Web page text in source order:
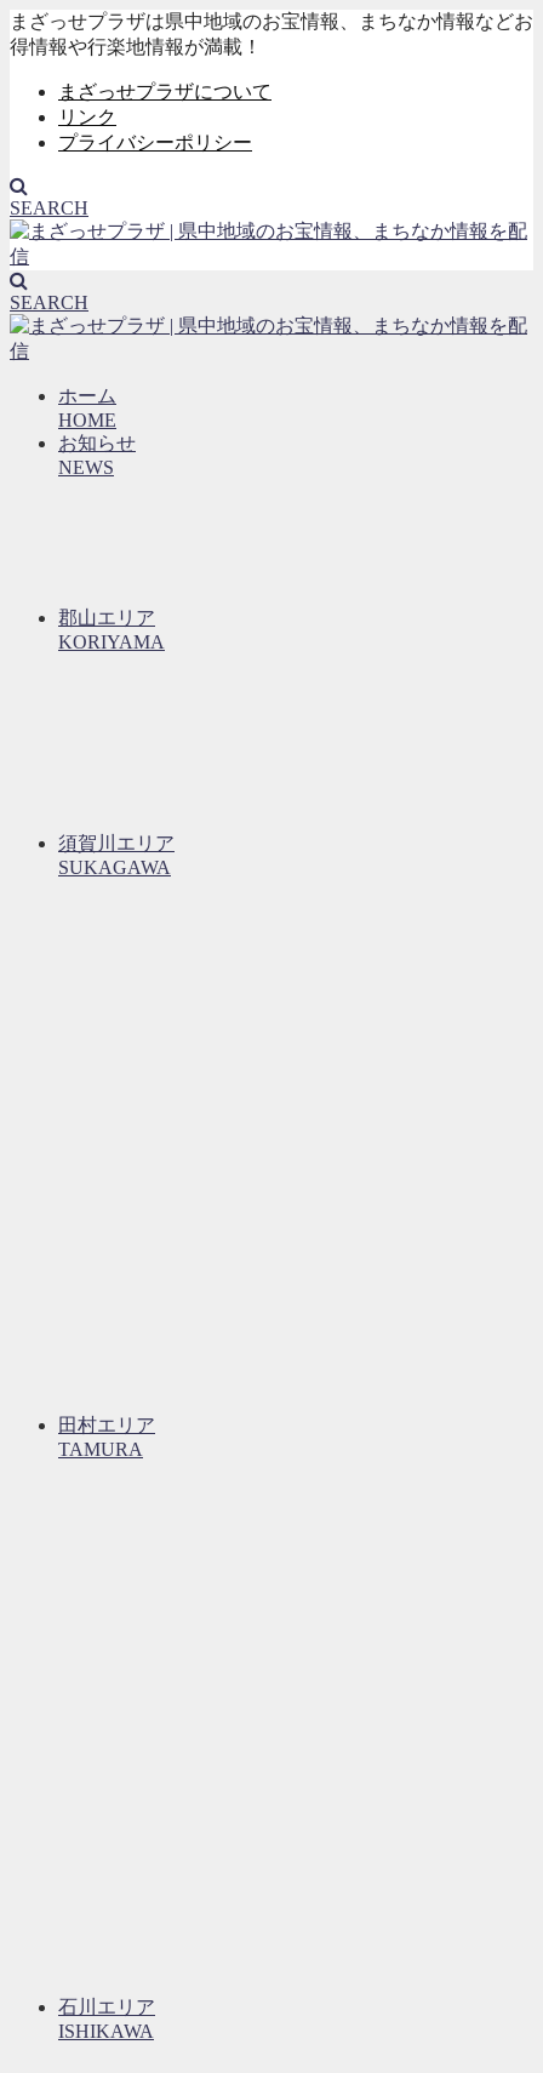
まざっせプラザは県中地域のお宝情報、まちなか情報などお
得情報や行楽地情報が満載！
まざっせプラザについて
リンク
プライバシーポリシー
SEARCH
SEARCH
ホーム
HOME
お知らせ
NEWS
郡山エリア
KORIYAMA
須賀川エリア
SUKAGAWA
田村エリア
TAMURA
石川エリア
ISHIKAWA